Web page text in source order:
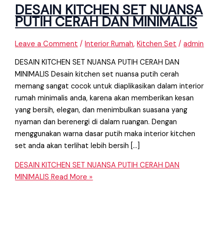
DESAIN KITCHEN SET NUANSA
PUTIH CERAH DAN MINIMALIS
Leave a Comment /Interior Rumah,Kitchen Set /admin
DESAIN KITCHEN SET NUANSA PUTIH CERAH DAN
MINIMALIS Desain kitchen set nuansa putih cerah
memang sangat cocok untuk diaplikasikan dalam interior
rumah minimalis anda, karena akan memberikan kesan
yang bersih, elegan, dan menimbulkan suasana yang
nyaman dan berenergi di dalam ruangan. Dengan
menggunakan warna dasar putih maka interior kitchen
set anda akan terlihat lebih bersih […]
DESAIN KITCHEN SET NUANSA PUTIH CERAH DAN
MINIMALIS Read More »